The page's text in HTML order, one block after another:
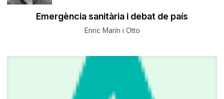
Emergència sanitària i debat de país
Enric Marín i Otto